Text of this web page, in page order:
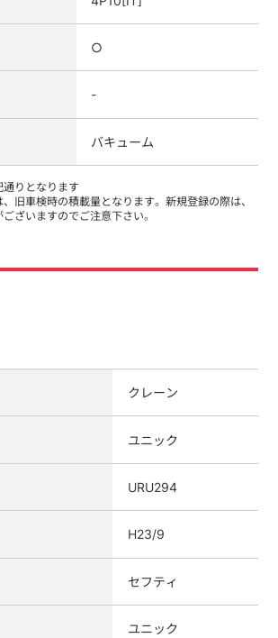
○
-
バキューム
りとなります
旧車検時の積載量となります。新規登録の際は、
ざいますのでご注意下さい。
クレーン
ユニック
URU294
H23/9
セフティ
ユニック